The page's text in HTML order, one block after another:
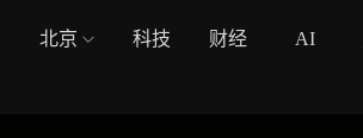
北京 科技 财经 AI